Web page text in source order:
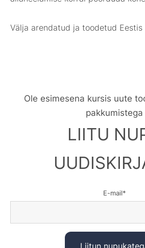
Välja arendatud ja toodetud Eestis
Ole esimesena kursis uute
pakkumistega
LIITU
E-mail